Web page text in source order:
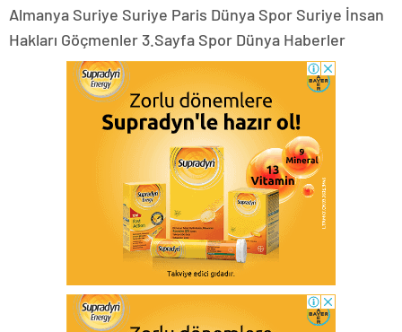
Almanya Suriye Suriye Paris Dünya Spor Suriye İnsan
Hakları Göçmenler 3.Sayfa Spor Dünya Haberler